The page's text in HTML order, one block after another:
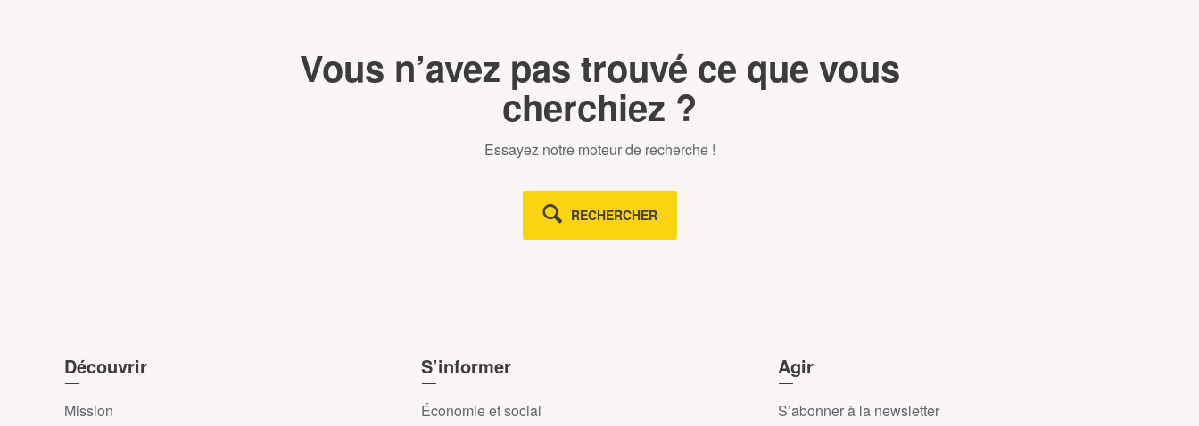
Vous n’avez pas trouvé ce que vous
cherchiez ?
Essayez notre moteur de recherche !
RECHERCHER
Découvrir
Mission
S’informer
Économie et social
Agir
S’abonner à la newsletter